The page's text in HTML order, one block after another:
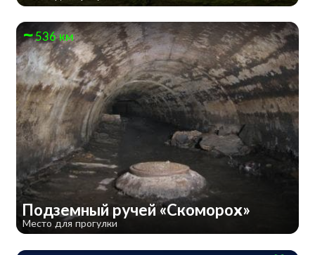
536 км
Подземный ручей «Скоморох»
Место для прогулки